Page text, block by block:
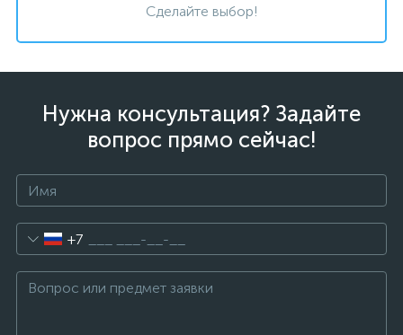
Сделайте выбор!
Нужна консультация? Задайте
вопрос прямо сейчас!
+7